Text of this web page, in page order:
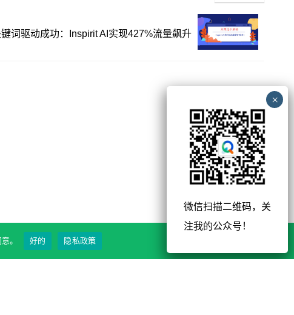
词驱动成功：Inspirit AI实现427%流量飙升
微信扫描二维码，关
注我的公众号！
。 好的 隐私政策